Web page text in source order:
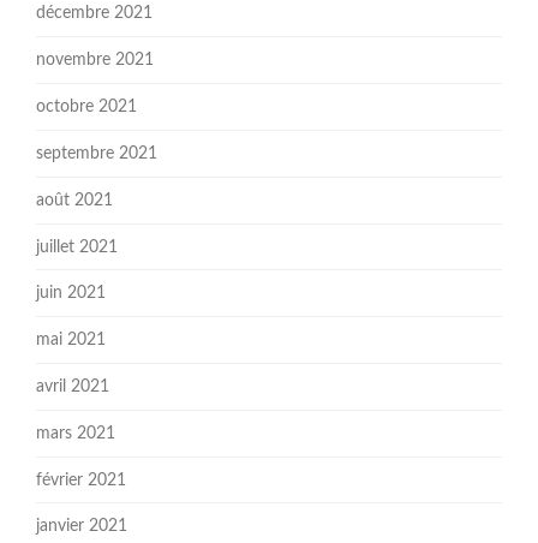
décembre 2021
novembre 2021
octobre 2021
septembre 2021
août 2021
juillet 2021
juin 2021
mai 2021
avril 2021
mars 2021
février 2021
janvier 2021